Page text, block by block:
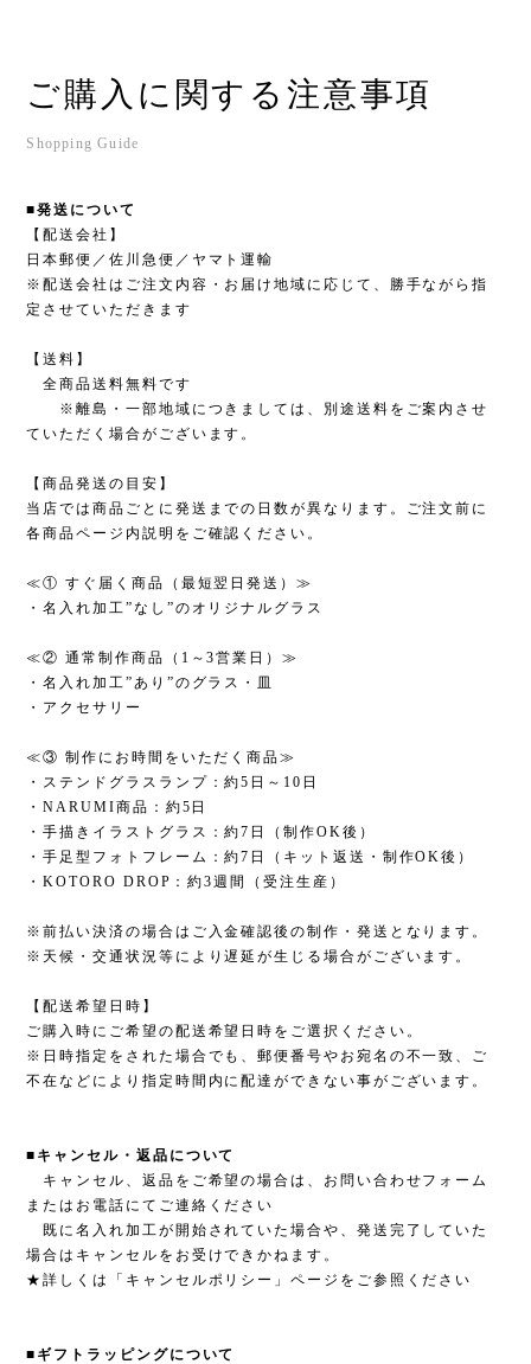
ご購入に関する注意事項
Shopping Guide
■発送について
【配送会社】
日本郵便／佐川急便／ヤマト運輸
※配送会社はご注文内容・お届け地域に応じて、勝手ながら指
定させていただきます
【送料】
全商品送料無料です
※離島・一部地域につきましては、別途送料をご案内させ
ていただく場合がございます。
【商品発送の目安】
当店では商品ごとに発送までの日数が異なります。ご注文前に
各商品ページ内説明をご確認ください。
≪① すぐ届く商品（最短翌日発送）≫
・名入れ加工”なし”のオリジナルグラス
≪② 通常制作商品（1～3営業日）≫
・名入れ加工”あり”のグラス・皿
・アクセサリー
≪③ 制作にお時間をいただく商品≫
・ステンドグラスランプ：約5日～10日
・NARUMI商品：約5日
・手描きイラストグラス：約7日（制作OK後）
・手足型フォトフレーム：約7日（キット返送・制作OK後）
・KOTORO DROP：約3週間（受注生産）
※前払い決済の場合はご入金確認後の制作・発送となります。
※天候・交通状況等により遅延が生じる場合がございます。
【配送希望日時】
ご購入時にご希望の配送希望日時をご選択ください。
※日時指定をされた場合でも、郵便番号やお宛名の不一致、ご
不在などにより指定時間内に配達ができない事がございます。
■キャンセル・返品について
キャンセル、返品をご希望の場合は、お問い合わせフォーム
またはお電話にてご連絡ください
既に名入れ加工が開始されていた場合や、発送完了していた
場合はキャンセルをお受けできかねます。
★詳しくは「キャンセルポリシー」ページをご参照ください
■ギフトラッピングについて